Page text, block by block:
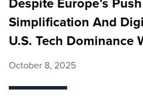
Simplification And
U.S. Tech Dominance
October 8, 2025